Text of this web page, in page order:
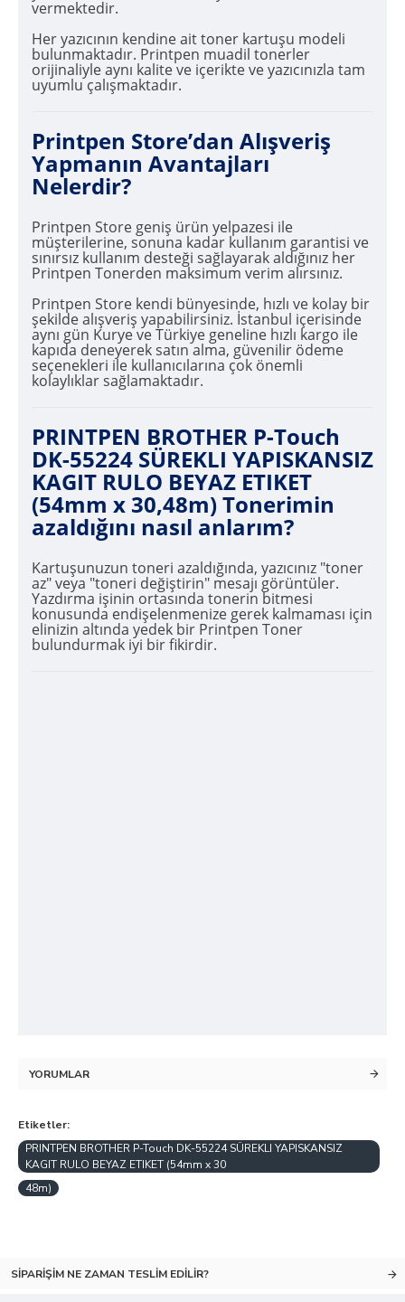
vermektedir.
Her yazıcının kendine ait toner kartuşu modeli
bulunmaktadır. Printpen muadil tonerler
orijinaliyle aynı kalite ve içerikte ve yazıcınızla tam
uyumlu çalışmaktadır.
Printpen Store’dan Alışveriş
Yapmanın Avantajları
Nelerdir?
Printpen Store geniş ürün yelpazesi ile
müşterilerine, sonuna kadar kullanım garantisi ve
sınırsız kullanım desteği sağlayarak aldığınız her
Printpen Tonerden maksimum verim alırsınız.
Printpen Store kendi bünyesinde, hızlı ve kolay bir
şekilde alışveriş yapabilirsiniz. İstanbul içerisinde
aynı gün Kurye ve Türkiye geneline hızlı kargo ile
kapıda deneyerek satın alma, güvenilir ödeme
seçenekleri ile kullanıcılarına çok önemli
kolaylıklar sağlamaktadır.
PRINTPEN BROTHER P-Touch
DK-55224 SÜREKLI YAPISKANSIZ
KAGIT RULO BEYAZ ETIKET
(54mm x 30,48m) Tonerimin
azaldığını nasıl anlarım?
Kartuşunuzun toneri azaldığında, yazıcınız "toner
az" veya "toneri değiştirin" mesajı görüntüler.
Yazdırma işinin ortasında tonerin bitmesi
konusunda endişelenmenize gerek kalmaması için
elinizin altında yedek bir Printpen Toner
bulundurmak iyi bir fikirdir.
YORUMLAR
Etiketler:
PRINTPEN BROTHER P-Touch DK-55224 SÜREKLI YAPISKANSIZ
KAGIT RULO BEYAZ ETIKET (54mm x 30
48m)
SIPARIŞIM NE ZAMAN TESLIM EDILIR?